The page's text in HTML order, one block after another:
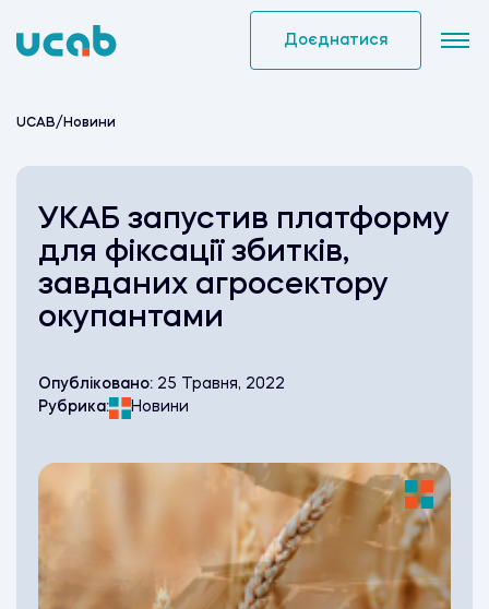
to
Доєднатися
UCAB/ Новини
УКАБ запустив платформу
для фіксації збитків,
завданих агросектору
окупантами
Опубліковано: 25 Травня, 2022
Рубрика:
Новини